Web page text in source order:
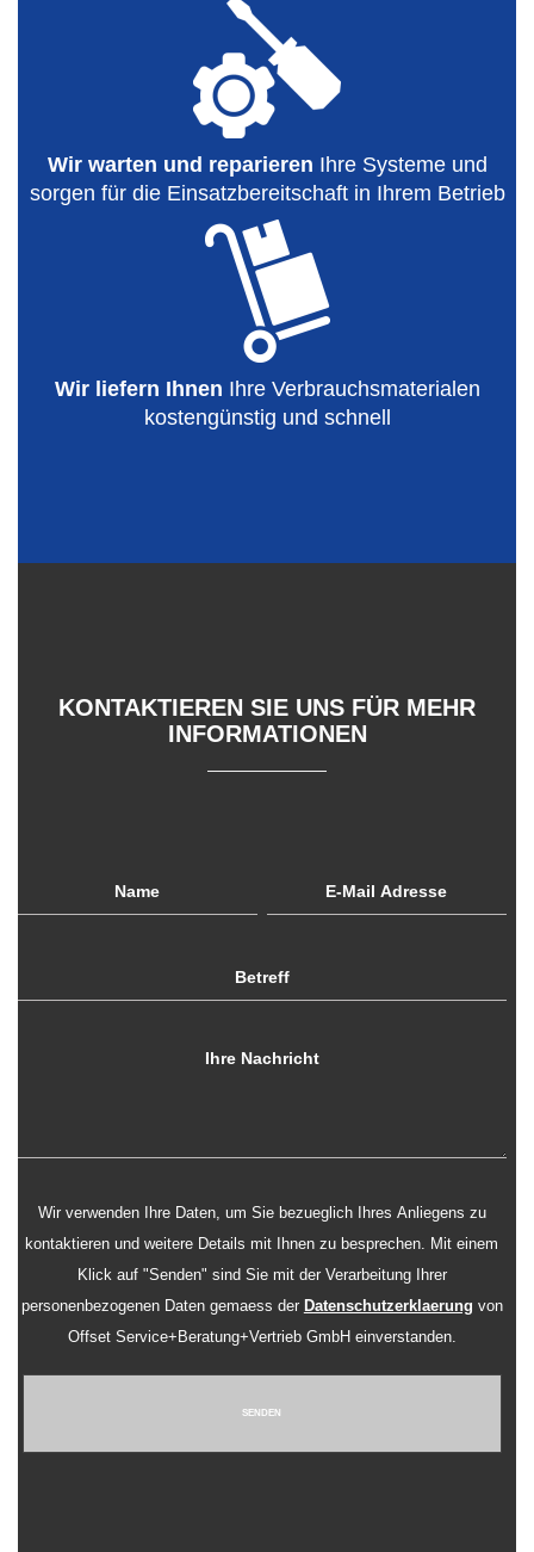
Wir warten und reparieren Ihre Systeme und
sorgen für die Einsatzbereitschaft in Ihrem Betrieb
Wir liefern Ihnen Ihre Verbrauchsmaterialen
kostengünstig und schnell
KONTAKTIEREN SIE UNS FÜR MEHR
INFORMATIONEN
Wir verwenden Ihre Daten, um Sie bezueglich Ihres Anliegens zu
kontaktieren und weitere Details mit Ihnen zu besprechen. Mit einem
Klick auf "Senden" sind Sie mit der Verarbeitung Ihrer
personenbezogenen Daten gemaess der Datenschutzerklaerung von
Offset Service+Beratung+Vertrieb GmbH einverstanden.
SENDEN